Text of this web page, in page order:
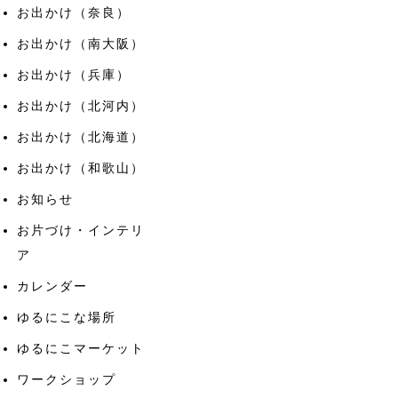
お出かけ（奈良）
お出かけ（南大阪）
お出かけ（兵庫）
お出かけ（北河内）
お出かけ（北海道）
お出かけ（和歌山）
お知らせ
お片づけ・インテリ
ア
カレンダー
ゆるにこな場所
ゆるにこマーケット
ワークショップ